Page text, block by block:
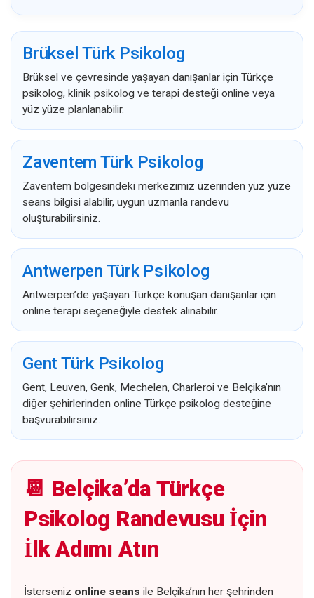
Brüksel Türk Psikolog
Brüksel ve çevresinde yaşayan danışanlar için Türkçe
psikolog, klinik psikolog ve terapi desteği online veya
yüz yüze planlanabilir.
Zaventem Türk Psikolog
Zaventem bölgesindeki merkezimiz üzerinden yüz yüze
seans bilgisi alabilir, uygun uzmanla randevu
oluşturabilirsiniz.
Antwerpen Türk Psikolog
Antwerpen’de yaşayan Türkçe konuşan danışanlar için
online terapi seçeneğiyle destek alınabilir.
Gent Türk Psikolog
Gent, Leuven, Genk, Mechelen, Charleroi ve Belçika’nın
diğer şehirlerinden online Türkçe psikolog desteğine
başvurabilirsiniz.
📆 Belçika’da Türkçe
Psikolog Randevusu İçin
İlk Adımı Atın
İsterseniz online seans ile Belçika’nın her şehrinden